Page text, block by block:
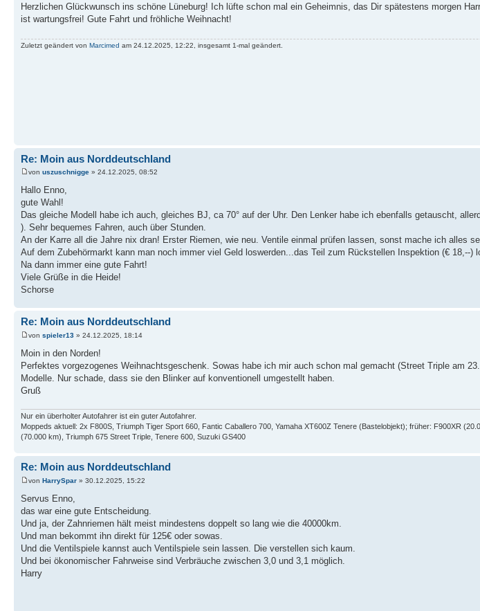
Herzlichen Glückwunsch ins schöne Lüneburg! Ich lüfte schon mal ein Geheimnis, das Dir spätestens morgen
ist wartungsfrei! Gute Fahrt und fröhliche Weihnacht!
Zuletzt geändert von Marcimed am 24.12.2025, 12:22, insgesamt 1-mal geändert.
Re: Moin aus Norddeutschland
von uszuschnigge » 24.12.2025, 08:52
Hallo Enno,
gute Wahl!
Das gleiche Modell habe ich auch, gleiches BJ, ca 70° auf der Uhr. Den Lenker habe ich ebenfalls getauscht,
). Sehr bequemes Fahren, auch über Stunden.
An der Karre all die Jahre nix dran! Erster Riemen, wie neu. Ventile einmal prüfen lassen, sonst mache ich alles
Auf dem Zubehörmarkt kann man noch immer viel Geld loswerden...das Teil zum Rückstellen Inspektion (€ 18,--)
Na dann immer eine gute Fahrt!
Viele Grüße in die Heide!
Schorse
Re: Moin aus Norddeutschland
von spieler13 » 24.12.2025, 18:14
Moin in den Norden!
Perfektes vorgezogenes Weihnachtsgeschenk. Sowas habe ich mir auch schon mal gemacht (Street Triple am
Modelle. Nur schade, dass sie den Blinker auf konventionell umgestellt haben.
Gruß
Nur ein überholter Autofahrer ist ein guter Autofahrer.
Moppeds aktuell: 2x F800S, Triumph Tiger Sport 660, Fantic Caballero 700, Yamaha XT600Z Tenere (Bastelobjekt); früher: F900XR
(70.000 km), Triumph 675 Street Triple, Tenere 600, Suzuki GS400
Re: Moin aus Norddeutschland
von HarrySpar » 30.12.2025, 15:22
Servus Enno,
das war eine gute Entscheidung.
Und ja, der Zahnriemen hält meist mindestens doppelt so lang wie die 40000km.
Und man bekommt ihn direkt für 125€ oder sowas.
Und die Ventilspiele kannst auch Ventilspiele sein lassen. Die verstellen sich kaum.
Und bei ökonomischer Fahrweise sind Verbräuche zwischen 3,0 und 3,1 möglich.
Harry